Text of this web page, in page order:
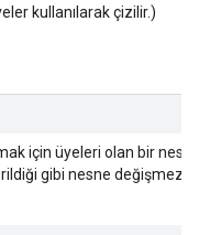
kullanılarak çizilir.)
için üyeleri olan bir
gibi nesne değişmez